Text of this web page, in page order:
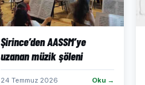
Şirince’den AASSM’ye
uzanan müzik şöleni
24 Temmuz 2026 Oku →